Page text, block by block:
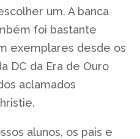
um. A banca
foi bastante
exemplares desde os
DC da Era de Ouro
aclamados
alunos, os pais e